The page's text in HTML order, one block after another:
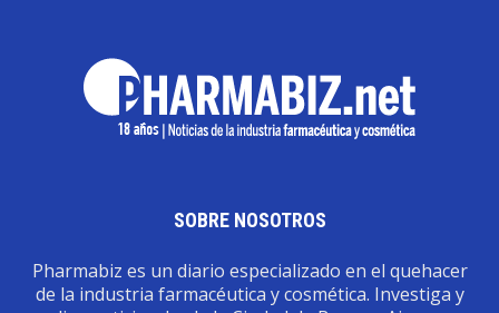
SOBRE NOSOTROS
Pharmabiz es un diario especializado en el quehacer
de la industria farmacéutica y cosmética. Investiga y